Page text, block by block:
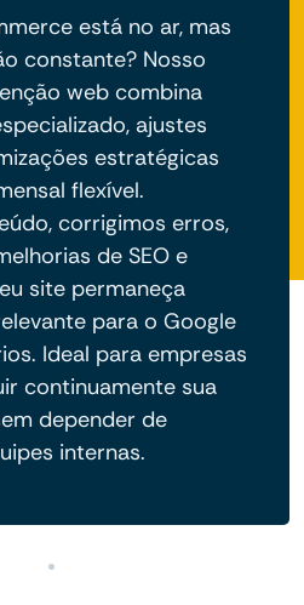
está no ar, mas
constante? Nosso
web combina
ajustes
estratégicas
flexível.
corrigimos erros,
de SEO e
site permaneça
para o Google
Ideal para empresas
continuamente sua
depender de
internas.